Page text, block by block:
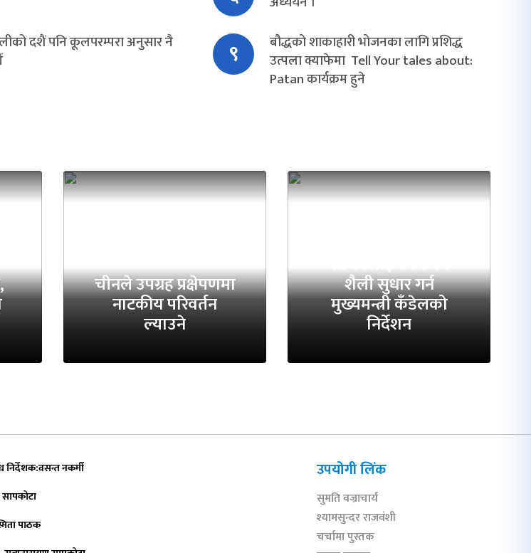
दशैं पनि कूलपरम्परा अनुसार नै
९
बौद्धको शाकाहारी भोजनका लागि प्रशिद्ध
उत्पला क्याफेमा Tell Your tales about:
Patan कार्यक्रम हुने
चीनले उपग्रह प्रक्षेपणमा
नाटकीय परिवर्तन
ल्याउने
सचिवलाई काम गर्ने
शैली सुधार गर्न
मुख्यमन्त्री कँडेलको
निर्देशन
निर्देशक:वसन्त नकर्मी
पाठक
उपयोगी लिंक
सुमति वज्राचार्य
श्यामसुन्दर राजवंशी
चर्चामा पुस्तक